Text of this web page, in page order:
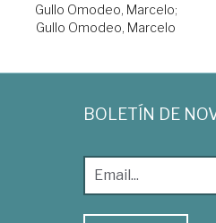
Gullo Omodeo, Marcelo;
Gullo Omodeo, Marcelo
BOLETÍN DE